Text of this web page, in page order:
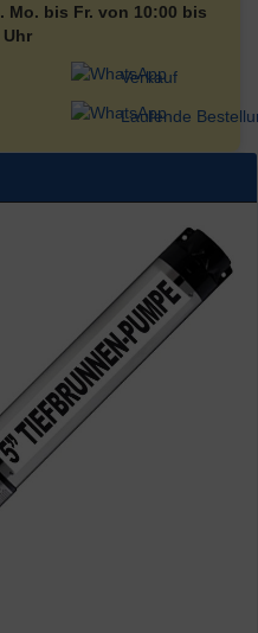
Mo. bis Fr. von 10:00 bis
Uhr
Verkauf
Laufende